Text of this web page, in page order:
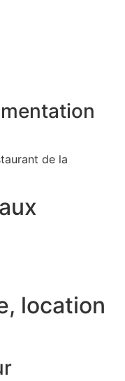
de la
location